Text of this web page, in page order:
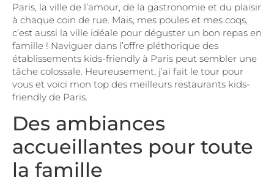
Paris, la ville de l’amour, de la gastronomie et du plaisir
à chaque coin de rue. Mais, mes poules et mes coqs,
c’est aussi la ville idéale pour déguster un bon repas en
famille ! Naviguer dans l’offre pléthorique des
établissements kids-friendly à Paris peut sembler une
tâche colossale. Heureusement, j’ai fait le tour pour
vous et voici mon top des meilleurs restaurants kids-
friendly de Paris.
Des ambiances
accueillantes pour toute
la famille